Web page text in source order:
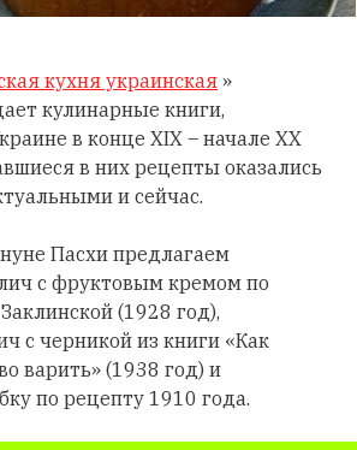
кухня украинская »
кулинарные книги,
в конце XIX – начале XX
в них рецепты оказались
и сейчас.
Пасхи предлагаем
с фруктовым кремом по
(1928 год),
с черникой из книги «Как
варить» (1938 год) и
по рецепту 1910 года.